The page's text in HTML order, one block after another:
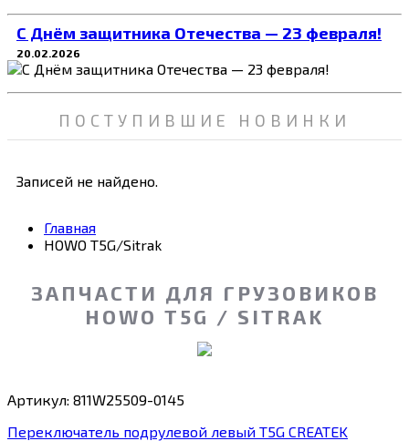
C Днём защитника Отечества — 23 февраля!
20.02.2026
ПОСТУПИВШИЕ НОВИНКИ
Записей не найдено.
Главная
HOWO T5G/Sitrak
ЗАПЧАСТИ ДЛЯ ГРУЗОВИКОВ
HOWO T5G / SITRAK
Артикул: 811W25509-0145
Переключатель подрулевой левый T5G CREATEK